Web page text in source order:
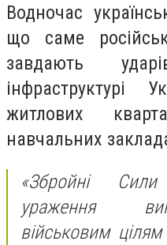
Водночас
що саме
завдають
інфраструктурі
житлових
навчальних
«Збройні
ураження
військовим